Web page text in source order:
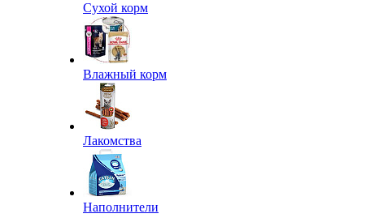
Сухой корм
Влажный корм
Лакомства
Наполнители